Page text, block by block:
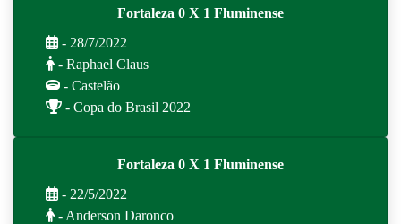
Fortaleza 0 X 1 Fluminense
- 28/7/2022
- Raphael Claus
- Castelão
- Copa do Brasil 2022
Fortaleza 0 X 1 Fluminense
- 22/5/2022
- Anderson Daronco